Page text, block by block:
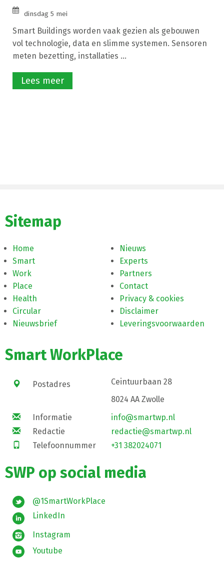
dinsdag 5 mei
Smart Buildings worden vaak gezien als gebouwen
vol technologie, data en slimme systemen. Sensoren
meten bezetting, installaties ...
Lees meer
Sitemap
Home
Smart
Work
Place
Health
Circular
Nieuwsbrief
Nieuws
Experts
Partners
Contact
Privacy & cookies
Disclaimer
Leveringsvoorwaarden
Smart WorkPlace
Postadres
Ceintuurbaan 28
8024 AA Zwolle
Informatie
info@smartwp.nl
Redactie
redactie@smartwp.nl
Telefoonnummer
+31 382024071
SWP op social media
@1SmartWorkPlace
LinkedIn
Instagram
Youtube